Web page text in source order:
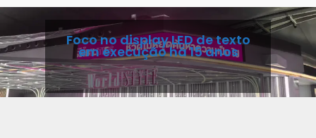
Foco no display LED de texto
em execução há 15 anos